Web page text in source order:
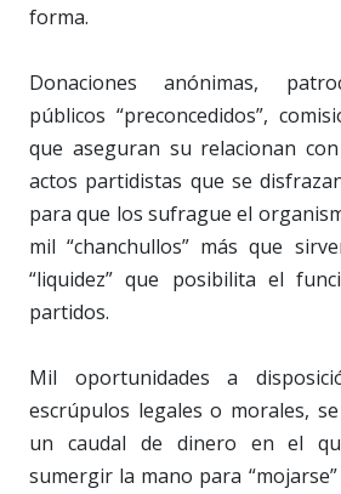
forma.
Donaciones anónimas,
públicos “preconcedidos”,
que aseguran su relacionan
actos partidistas que se
para que los sufrague el
mil “chanchullos” más que
“liquidez” que posibilita el
partidos.
Mil oportunidades a
escrúpulos legales o morales,
un caudal de dinero en el
sumergir la mano para “mojarse”